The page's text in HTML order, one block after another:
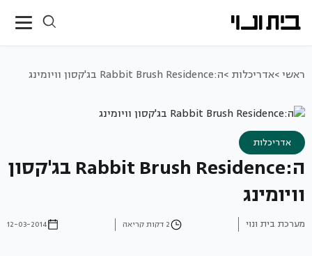
ראשי >אדריכלות >ה:Rabbit Brush Residence בג'קסון וויומינג
אדריכלות
ה:Rabbit Brush Residence בג'קסון
וויומינג
מערכת בית ונוי 2 דקות קריאה 12-03-2014